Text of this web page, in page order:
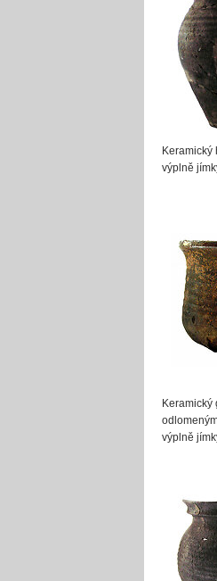
Keramický
výplně
výplně